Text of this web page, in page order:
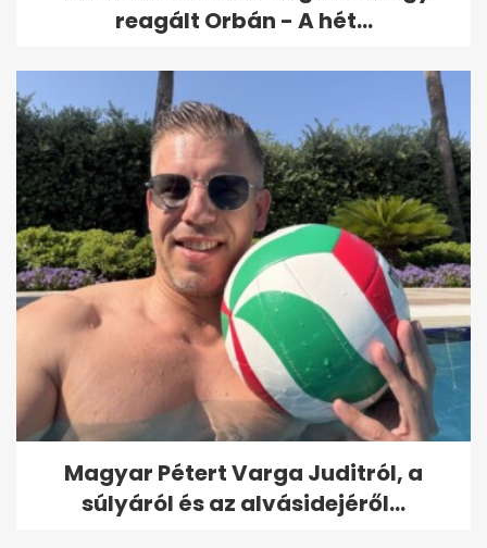
reagált Orbán - A hét...
Magyar Pétert Varga Juditról, a
súlyáról és az alvásidejéről...